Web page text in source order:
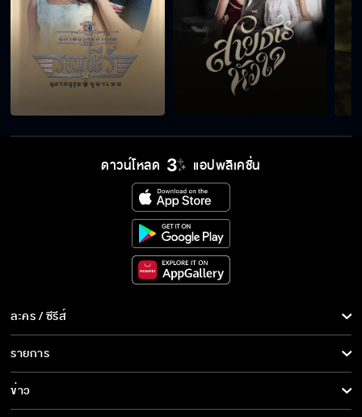
พี่น่านเป็นพี่ชายไม่ใช่เจ้าชีวิต
พูดรู้เรื่องแต่ไม่สน มีอะไรมั้ย
น้ำกลัวงานวันเกิด กลัวเสียงดัง กลัวเสียงลูกโป่ง
ผมชัดเจนกับคุณนะครับ คุณชัดเจนกับผมหรือยัง
พี่น่านรู้สึกถึงหัวใจน้ำมั้ยคะ
ดาวน์โหลด แอปพลิเคชั่น
ละคร / ซีรีส์
ละคร/ซีรีส์
ซีรีส์นานาชาติ
การ์ตูน & เกม
รายการ
รายการทั้งหมด
ข่าว